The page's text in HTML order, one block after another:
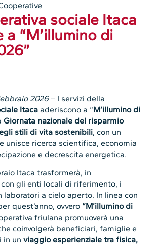
sociale Itaca
a “M’illumino di
2026– I servizi della
Itaca aderiscono a “M’illumino di
Giornata nazionale del risparmio
stili di vita sostenibili, con un
unisce ricerca scientifica, economia
e decrescita energetica.
Itaca trasformerà, in
gli enti locali di riferimento, i
laboratori a cielo aperto. In linea con
quest’anno, ovvero “M’illumino di
friulana promuoverà una
coinvolgerà beneficiari, famiglie e
in unviaggio esperienziale tra fisica,